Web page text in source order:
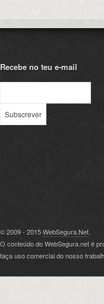
Recebe no teu e-mail
© 2009 - 2015WebSegura.Net.
O conteúdo do WebSegura.net é
faça uso comercial do nosso